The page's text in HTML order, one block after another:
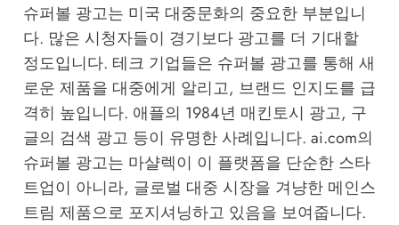
슈퍼볼 광고는 미국 대중문화의 중요한 부분입니
다. 많은 시청자들이 경기보다 광고를 더 기대할
정도입니다. 테크 기업들은 슈퍼볼 광고를 통해 새
로운 제품을 대중에게 알리고, 브랜드 인지도를 급
격히 높입니다. 애플의 1984년 매킨토시 광고, 구
글의 검색 광고 등이 유명한 사례입니다. ai.com의
슈퍼볼 광고는 마샬렉이 이 플랫폼을 단순한 스타
트업이 아니라, 글로벌 대중 시장을 겨냥한 메인스
트림 제품으로 포지셔닝하고 있음을 보여줍니다.